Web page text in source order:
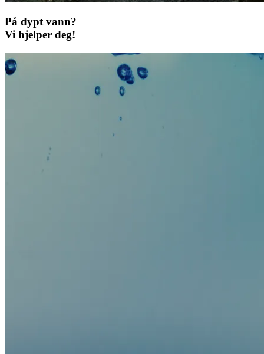
På dypt vann?
Vi hjelper deg!